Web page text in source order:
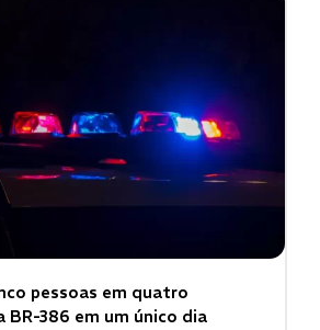
pessoas em quatro
BR-386 em um único dia